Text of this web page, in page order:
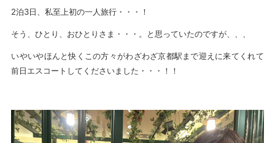
2泊3日、私至上初の一人旅行・・・！
そう、ひとり、おひとりさま・・・。と思っていたのですが、、、
いやいやほんと快くこの方々がわざわざ京都駅まで迎えに来てくれて
前日エスコートしてくださいました・・・！！